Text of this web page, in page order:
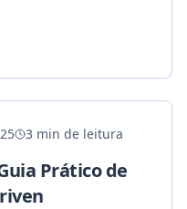
3 min de leitura
Prático de